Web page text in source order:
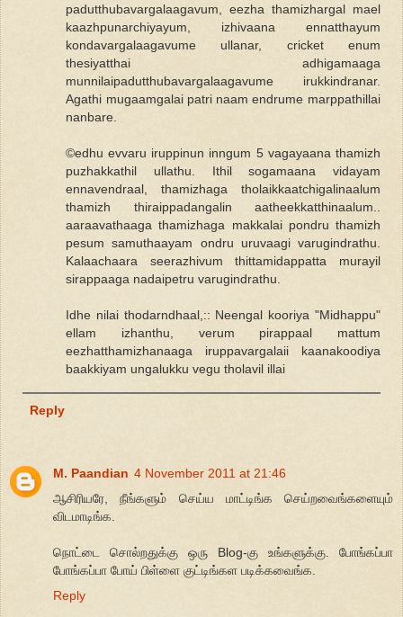
padutthubavargalaagavum, eezha thamizhargal mael
kaazhpunarchiyayum, izhivaana ennatthayum
kondavargalaagavume ullanar, cricket enum
thesiyatthai adhigamaaga
munnilaipadutthubavargalaagavume irukkindranar.
Agathi mugaamgalai patri naam endrume marppathillai
nanbare.
©edhu evvaru iruppinun inngum 5 vagayaana thamizh
puzhakkathil ullathu. Ithil sogamaana vidayam
ennavendraal, thamizhaga tholaikkaatchigalinaalum
thamizh thiraippadangalin aatheekkatthinaalum..
aaraavathaaga thamizhaga makkalai pondru thamizh
pesum samuthaayam ondru uruvaagi varugindrathu.
Kalaachaara seerazhivum thittamidappatta murayil
sirappaaga nadaipetru varugindrathu.
Idhe nilai thodarndhaal,:: Neengal kooriya "Midhappu"
ellam izhanthu, verum pirappaal mattum
eezhatthamizhanaaga iruppavargalaii kaanakoodiya
baakkiyam ungalukku vegu tholavil illai
Reply
M. Paandian 4 November 2011 at 21:46
ஆசிரியரே, நீங்களும் செய்ய மாட்டிங்க செய்றவைங்களையும்
விடமாடிங்க.
நொட்டை சொல்றதுக்கு ஒரு Blog-கு உங்களுக்கு. போங்கப்பா
போங்கப்பா போய் பிள்ளை குட்டிங்கள படிக்கவைங்க.
Reply